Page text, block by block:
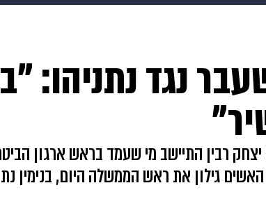
משפט תשעה חודשים מתכונים פרויקטיםנגד נתניהו:
יצחק רבין התיישב מי שעמד בראש ארגון
גילון את ראש הממשלה היום, בנימין